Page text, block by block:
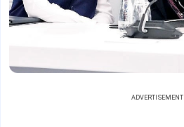
ADVERTISEMENT